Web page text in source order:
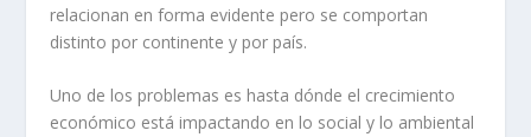
relacionan en forma evidente pero se comportan
distinto por continente y por país.
Uno de los problemas es hasta dónde el crecimiento
económico está impactando en lo social y lo ambiental